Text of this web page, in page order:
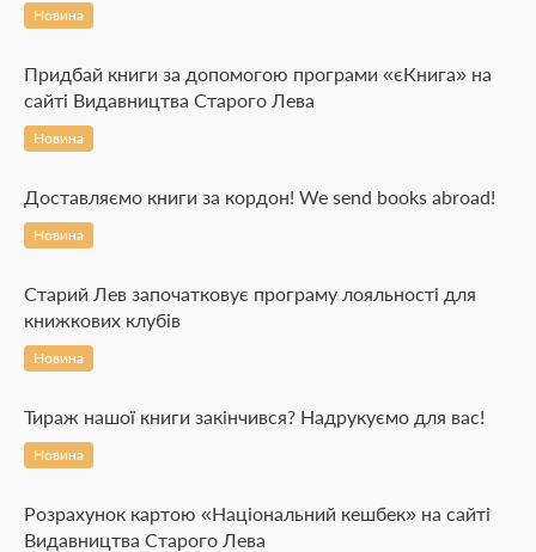
Новина
Придбай книги за допомогою програми «єКнига» на
сайті Видавництва Старого Лева
Новина
Доставляємо книги за кордон! We send books abroad!
Новина
Старий Лев започатковує програму лояльності для
книжкових клубів
Новина
Тираж нашої книги закінчився? Надрукуємо для вас!
Новина
Розрахунок картою «Національний кешбек» на сайті
Видавництва Старого Лева